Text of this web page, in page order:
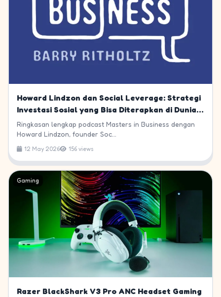
Howard Lindzon dan Social Leverage: Strategi
Investasi Sosial yang Bisa Diterapkan di Dunia
Gaming Indonesia
Ringkasan lengkap podcast Masters in Business dengan
Howard Lindzon, founder Soc...
12 May 2026 156 views
Gaming
Razer BlackShark V3 Pro ANC Headset Gaming